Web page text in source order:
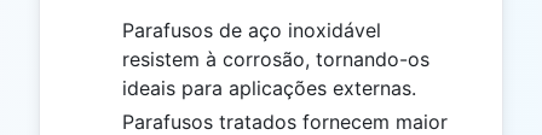
Parafusos de aço inoxidável
resistem à corrosão, tornando-os
ideais para aplicações externas.
Parafusos tratados fornecem maior